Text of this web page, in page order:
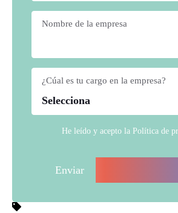
Nombre de la empresa
¿Cúal es tu cargo en la empresa?
He leído y acepto la Política de